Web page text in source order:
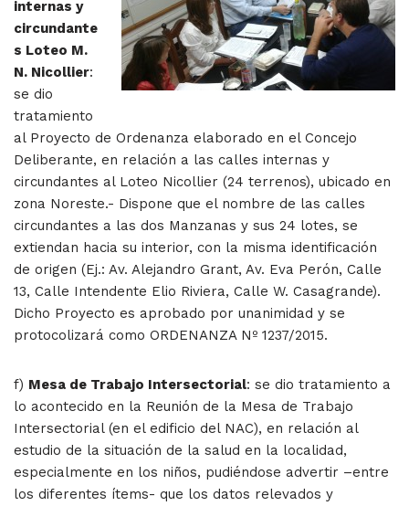
internas y
circundante
s Loteo M.
N. Nicollier:
se dio
tratamiento
al Proyecto de Ordenanza elaborado en el Concejo
Deliberante, en relación a las calles internas y
circundantes al Loteo Nicollier (24 terrenos), ubicado en
zona Noreste.- Dispone que el nombre de las calles
circundantes a las dos Manzanas y sus 24 lotes, se
extiendan hacia su interior, con la misma identificación
de origen (Ej.: Av. Alejandro Grant, Av. Eva Perón, Calle
13, Calle Intendente Elio Riviera, Calle W. Casagrande).
Dicho Proyecto es aprobado por unanimidad y se
protocolizará como ORDENANZA Nº 1237/2015.
f) Mesa de Trabajo Intersectorial: se dio tratamiento a
lo acontecido en la Reunión de la Mesa de Trabajo
Intersectorial (en el edificio del NAC), en relación al
estudio de la situación de la salud en la localidad,
especialmente en los niños, pudiéndose advertir –entre
los diferentes ítems- que los datos relevados y